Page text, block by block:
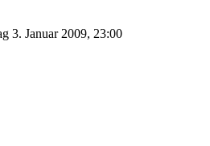
3. Januar 2009, 23:00